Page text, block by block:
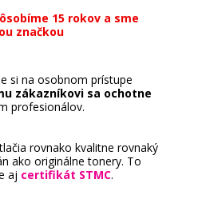
15 rokov a sme
značkou
si na osobnom prístupe
zákazníkovi sa ochotne
profesionálov.
rovnako kvalitne rovnaký
ako originálne tonery. To
aj certifikát STMC.